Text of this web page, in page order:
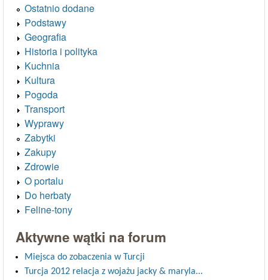
Ostatnio dodane
Podstawy
Geografia
Historia i polityka
Kuchnia
Kultura
Pogoda
Transport
Wyprawy
Zabytki
Zakupy
Zdrowie
O portalu
Do herbaty
Feline-tony
Aktywne wątki na forum
Miejsca do zobaczenia w Turcji
Turcja 2012 relacja z wojażu jacky & maryla...